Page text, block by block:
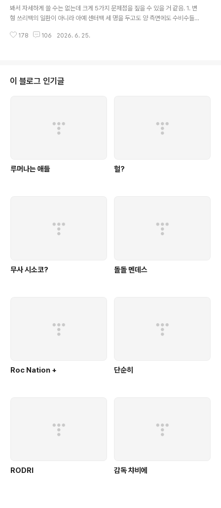
독부터가 폭넓게 선수들을 보고 골라서 쓸 수 있어야 하거든요. 그러니 비엘사
처럼 10대 선수들을 나이로 가리지 않고 과감하게 올려 쓸 줄..
봐서 자세하게 쓸 수는 없는데 크게 5가지 문제점을 짚을 수 있을 거 같음. 1. 변
형 쓰리백의 일환이 아니라 아예 센터백 세 명을 두고도 양 측면에도 수비수들
고 템포의 문제가 아니라 패스 루트까지 만들어 줘야 하니까 공격 전개가 빠르
간격과 대형은 깨져있고 숫자가 딸려서 중앙은 비거나 중앙에 있는 선수는 고립
돼서 전방에 있는 선수들한테는 볼이 오질 않음. 뺏기는 순간 공수가 분리되..
178 106 2026. 6. 25.
이 블로그 인기글
루머나는 애들 헐?
무사 시소코? 돌돌 멘데스
Roc Nation + 단순히
RODRI 감독 챠비에